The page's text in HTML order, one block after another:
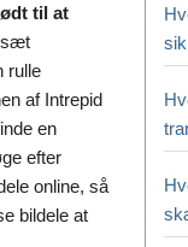
til at
sæt
rulle
af Intrepid
en
efter
online, så
bildele at